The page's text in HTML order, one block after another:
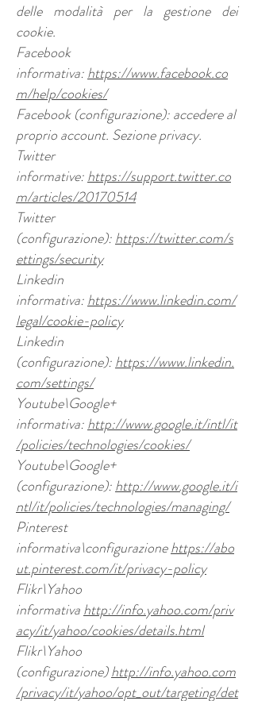
delle modalità per la gestione dei
cookie.
Facebook
informativa:https://www.facebook.co
m/help/cookies/
Facebook (configurazione): accedere al
proprio account. Sezione privacy.
Twitter
informative:https://support.twitter.co
m/articles/20170514
Twitter
(configurazione):https://twitter.com/s
ettings/security
Linkedin
informativa:https://www.linkedin.com/
legal/cookie-policy
Linkedin
(configurazione):https://www.linkedin.
com/settings/
Youtube\Google+
informativa:http://www.google.it/intl/it
/policies/technologies/cookies/
Youtube\Google+
(configurazione):http://www.google.it/i
ntl/it/policies/technologies/managing/
Pinterest
informativa\configurazionehttps://abo
ut.pinterest.com/it/privacy-policy
Flikr\Yahoo
informativahttp://info.yahoo.com/priv
acy/it/yahoo/cookies/details.html
Flikr\Yahoo
(configurazione)http://info.yahoo.com
/privacy/it/yahoo/opt_out/targeting/det